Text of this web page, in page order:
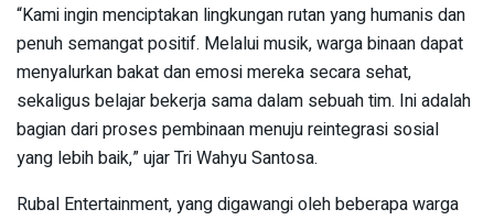
“Kami ingin menciptakan lingkungan rutan yang humanis dan
penuh semangat positif. Melalui musik, warga binaan dapat
menyalurkan bakat dan emosi mereka secara sehat,
sekaligus belajar bekerja sama dalam sebuah tim. Ini adalah
bagian dari proses pembinaan menuju reintegrasi sosial
yang lebih baik,” ujar Tri Wahyu Santosa.
Rubal Entertainment, yang digawangi oleh beberapa warga